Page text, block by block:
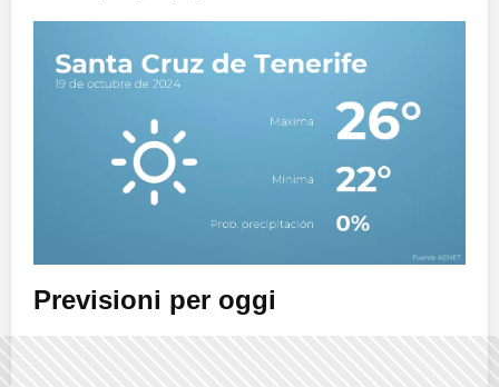
Previsioni per oggi